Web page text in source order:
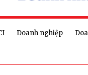
Doanh nghiệp